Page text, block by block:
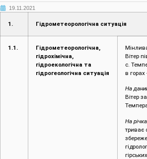
19.11.2021
1. Гідрометеорологічна ситуація
1.1.
Гідрометеорологічна,
гідрохімічна,
гідроекологічна та
гідрогеологічна ситуація
Вітер
с.
в горах
На
Вітер
На
триває